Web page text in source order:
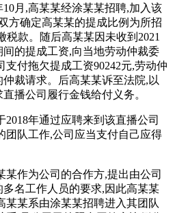
月,高某某经涂某某招聘,加入该
方确定高某某的提成比例为所招
税款。随后高某某因未收到2021
间的提成工资,向当地劳动仲裁委
支付拖欠提成工资90242元,劳动仲
裁请求。后高某某诉至法院,以
播公司履行金钱给付义务。
2018年通过应聘来到该直播公司
团队工作,公司应当支付自己应得
某作为公司的合作方,提出由公司
名工作人员的要求,因此高某某
某某系由涂某某招聘进入其团队